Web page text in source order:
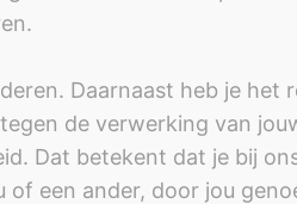
Daarnaast heb je het
de verwerking van
Dat betekent dat je bij
een ander, door jou